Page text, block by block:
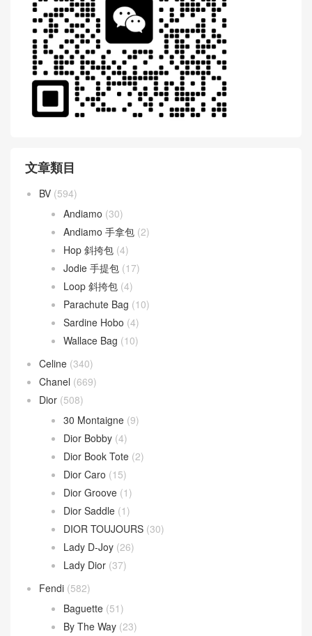
文章類目
BV (594)
Andiamo (30)
Andiamo 手拿包 (2)
Hop 斜挎包 (4)
Jodie 手提包 (17)
Loop 斜挎包 (4)
Parachute Bag (10)
Sardine Hobo (4)
Wallace Bag (10)
Celine (340)
Chanel (669)
Dior (508)
30 Montaigne (9)
Dior Bobby (4)
Dior Book Tote (2)
Dior Caro (15)
Dior Groove (1)
Dior Saddle (1)
DIOR TOUJOURS (30)
Lady D-Joy (26)
Lady Dior (37)
Fendi (582)
Baguette (51)
By The Way (23)